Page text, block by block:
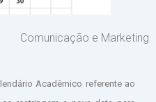
Comunicação e Marketing
Acadêmico referente ao